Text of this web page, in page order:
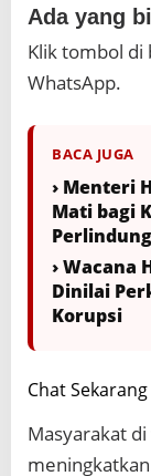
Ada yang
Klik tombol di
WhatsApp.
BACA JUGA
› Menteri
Mati bagi
› Wacana
Dinilai
Korupsi
Chat Sekarang
Masyarakat